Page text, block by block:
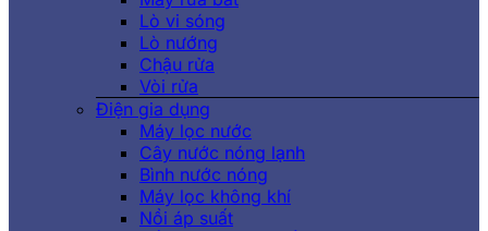
Lò vi sóng
Lò nướng
Chậu rửa
Vòi rửa
Điện gia dụng
Máy lọc nước
Cây nước nóng lạnh
Bình nước nóng
Máy lọc không khí
Nồi áp suất